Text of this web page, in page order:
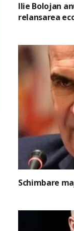
Ilie Bolojan
relansarea
Schimbare